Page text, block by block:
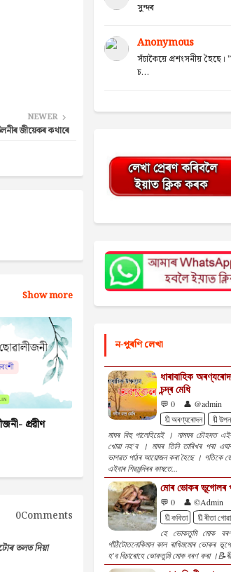
NEWER
জীয়েকৰ কথাৰে
Show more
প্ৰৱীণ
0Comments
তলত দিয়া
সুন্দৰ
Anonymous
সঁচাকৈয়ে প্ৰশংসনীয় হৈছে।
চ...
ন-পুৰণি লেখা
ধাৰাবাহিক
চন্দ্ৰ মেধি
💬 0 👤 @admin
🔖অৰণ্যৰোদন
মাঘৰ বিহু পালেহিয়েই । নামঘৰ চৌহদত
খোৱা নহ'ব । মাঘৰ তিনি তাৰিখৰ পৰা
ভাগৱত পাঠৰ আয়োজন কৰা হৈছে । গতিকে
এইবাৰ শিৱমন্দিৰৰ কাষতে...
মোৰ ভোকৰ ভূগোলৰ
💬 0 👤 ©Admin
🔖কবিতা
🔖ৰীতা
হে ভোকতুমি মোক বৰণ
গাঁঠিটোতনোকিমান কাল ৰাখিমমোৰ ভোকৰ
হ'ব বিচাৰোহে ভোকতুমি মোক বৰণ কৰা